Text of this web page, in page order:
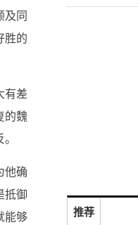
及同
胜的
有差
的魏
他确
抵御
能够
推荐